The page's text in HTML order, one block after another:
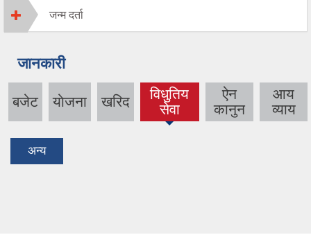
जन्म दर्ता
जानकारी
बजेट याेजना खरिद
विधुतिय
सेवा
(active
tab)
ऐन
कानुन
आय
व्याय
अन्य